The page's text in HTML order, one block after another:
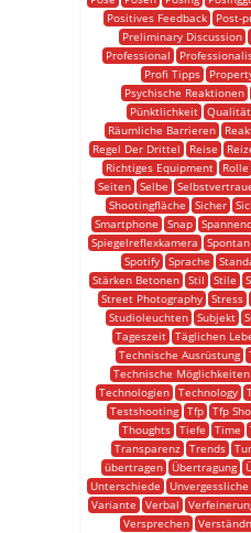
Positives Feedback
Post-
Preliminary Discussion
Professional
Profi Tipps
Psychische Reaktionen
Pünktlichkeit
Qualität
Räumliche Barrieren
Regel Der Drittel
Reise
Richtiges Equipment
Rolle
Seiten
Selbe
Shootingfläche
Sicher
Smartphone
Snap
Spiegelreflexkamera
Spontan
Spotify
Sprache
Stärken Betonen
Stil Stile
Street Photography Stress
Studioleuchten
Subjekt
Tageszeit
Täglichen
Technische Ausrüstung
Technische Möglichkeiten
Technologien
Technology
Testshooting
Tfp Tfp
Thoughts
Tiefe Time
Transparenz
Trends
übertragen
Übertragung
Unterschiede
Variante
Verbal
Versprechen